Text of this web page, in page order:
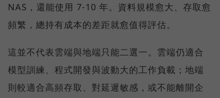
NAS，還能使用 7-10 年。資料規模愈大、存取愈
頻繁，總持有成本的差距就愈值得評估。
這並不代表雲端與地端只能二選一。雲端仍適合
模型訓練、程式開發與波動大的工作負載；地端
則較適合高頻存取、對延遲敏感，或不能離開企